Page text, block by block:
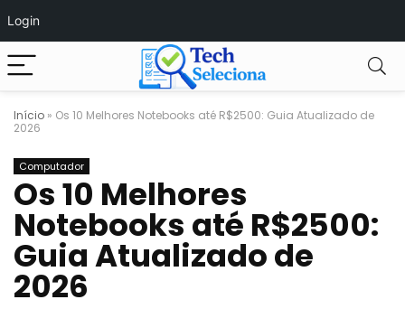
Login
Início » Os 10 Melhores Notebooks até R$2500: Guia Atualizado de
2026
Computador
Os 10 Melhores
Notebooks até R$2500:
Guia Atualizado de
2026